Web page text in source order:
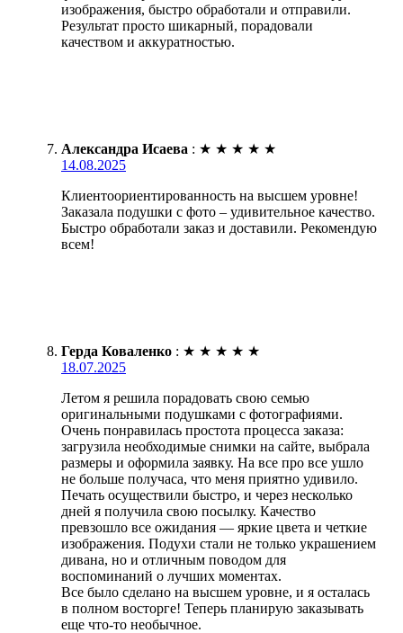
изображения, быстро обработали и отправили.
Результат просто шикарный, порадовали
качеством и аккуратностью.
Александра Исаева : ★ ★ ★ ★ ★
14.08.2025
Клиентоориентированность на высшем уровне!
Заказала подушки с фото – удивительное качество.
Быстро обработали заказ и доставили. Рекомендую
всем!
Герда Коваленко : ★ ★ ★ ★ ★
18.07.2025
Летом я решила порадовать свою семью
оригинальными подушками с фотографиями.
Очень понравилась простота процесса заказа:
загрузила необходимые снимки на сайте, выбрала
размеры и оформила заявку. На все про все ушло
не больше получаса, что меня приятно удивило.
Печать осуществили быстро, и через несколько
дней я получила свою посылку. Качество
превзошло все ожидания — яркие цвета и четкие
изображения. Подухи стали не только украшением
дивана, но и отличным поводом для
воспоминаний о лучших моментах.
Все было сделано на высшем уровне, и я осталась
в полном восторге! Теперь планирую заказывать
еще что-то необычное.